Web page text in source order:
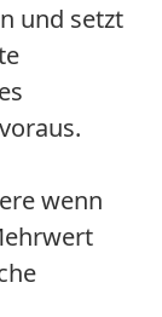
und setzt
wenn